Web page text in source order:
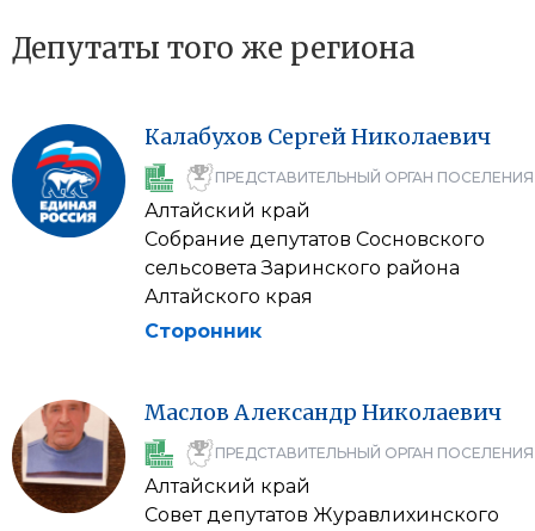
Депутаты того же региона
Калабухов СергейНиколаевич
ПРЕДСТАВИТЕЛЬНЫЙ ОРГАН ПОСЕЛЕНИЯ
Алтайский край
Собрание депутатов Сосновского
сельсовета Заринского района
Алтайского края
Сторонник
Маслов Александр Николаевич
ПРЕДСТАВИТЕЛЬНЫЙ ОРГАН ПОСЕЛЕНИЯ
Алтайский край
Совет депутатов Журавлихинского